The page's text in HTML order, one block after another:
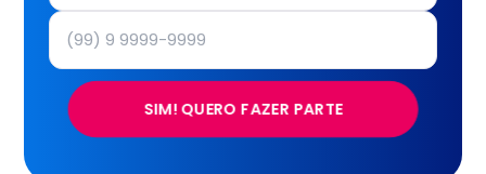
SIM! QUERO FAZER PARTE